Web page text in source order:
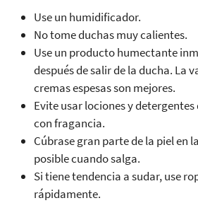
Use un humidificador.
No tome duchas muy calientes.
Use un producto humectante
después de salir de la ducha. La
cremas espesas son mejores.
Evite usar lociones y
con fragancia.
Cúbrase gran parte de la piel en
posible cuando salga.
Si tiene tendencia a sudar, use
rápidamente.